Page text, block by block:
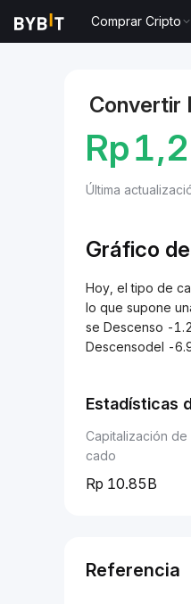
Comprar Cripto
Convertir
Rp
Última
Gráfico
Hoy, el tipo de
lo que supone
se Descenso -
Descensodel -
Estadísticas
Capitalización de
cado
10.85B
Referencia